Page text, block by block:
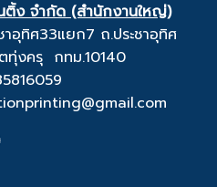
ติ้ง จำกัด (สำนักงานใหญ่)
ทิศ33แยก7 ถ.ประชาอุทิศ
ทุ่งครุ กทม.10140